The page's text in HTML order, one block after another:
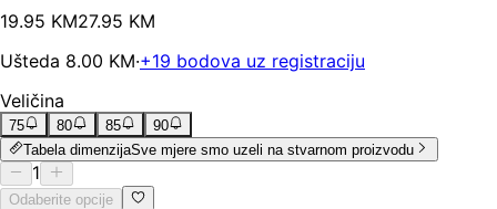
19.95 KM27.95 KM
Ušteda 8.00 KM·+19 bodova uz registraciju
Veličina
75 80 85
90
Tabela dimenzijaSve mjere smo uzeli na stvarnom proizvodu
1
Odaberite opcije